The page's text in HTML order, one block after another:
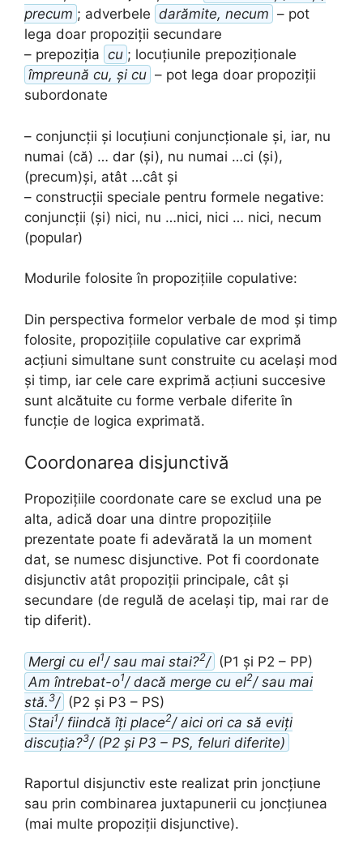
precum ; adverbele darămite, necum – pot
lega doar propoziții secundare
– prepoziția cu ; locuțiunile prepoziționale
împreună cu, și cu – pot lega doar propoziții
subordonate
– conjuncții și locuțiuni conjuncționale și, iar, nu
numai (că) … dar (și), nu numai …ci (și),
(precum)și, atât …cât și
– construcții speciale pentru formele negative:
conjuncții (și) nici, nu …nici, nici … nici, necum
(popular)
Modurile folosite în propozițiile copulative:
Din perspectiva formelor verbale de mod și timp
folosite, propozițiile copulative car exprimă
acțiuni simultane sunt construite cu același mod
și timp, iar cele care exprimă acțiuni succesive
sunt alcătuite cu forme verbale diferite în
funcție de logica exprimată.
Coordonarea disjunctivă
Propozițiile coordonate care se exclud una pe
alta, adică doar una dintre propozițiile
prezentate poate fi adevărată la un moment
dat, se numesc disjunctive. Pot fi coordonate
disjunctiv atât propoziții principale, cât și
secundare (de regulă de același tip, mai rar de
tip diferit).
Mergi cu el1/ sau mai stai?2/ (P1 și P2 – PP)
Am întrebat-o1/ dacă merge cu el2/ sau mai
stă.3/ (P2 și P3 – PS)
Stai1/ fiindcă îți place2/ aici ori ca să eviți
discuția?3/ (P2 și P3 – PS, feluri diferite)
Raportul disjunctiv este realizat prin joncțiune
sau prin combinarea juxtapunerii cu joncțiunea
(mai multe propoziții disjunctive).